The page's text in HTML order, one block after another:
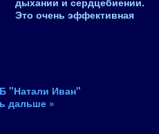
Это очень эффективная
"Натали Иван"
дальше »